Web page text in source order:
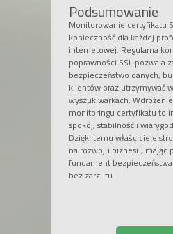
Podsumowanie
Monitorowanie certyfikatu
konieczność dla każdej
internetowej. Regularna
poprawności SSL pozwala
bezpieczeństwo danych,
klientów oraz utrzymywać
wyszukiwarkach.
monitoringu certyfikatu to
spokój, stabilność i
Dzięki temu właściciele
na rozwoju biznesu, mając
fundament
bez zarzutu.